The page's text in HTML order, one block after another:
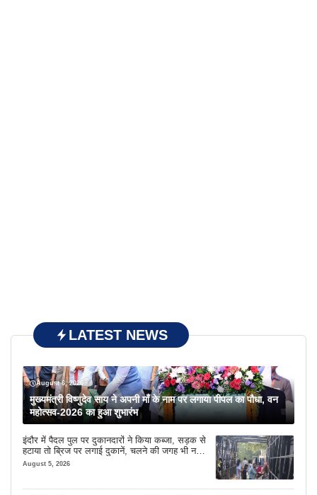
LATEST NEWS
August 6, 2026
मुख्यमंत्री विष्णुदेव साय ने अपनी माँ के नाम पर लगाया पीपल का पौधा, वन
महोत्सव-2026 का हुआ शुभारंभ
इंदौर में पैदल पुल पर दुकानदारों ने किया कब्जा, सड़क से
हटाया तो ब्रिज पर लगाई दुकानें, चलने की जगह भी नहीं
मिल रही
August 5, 2026